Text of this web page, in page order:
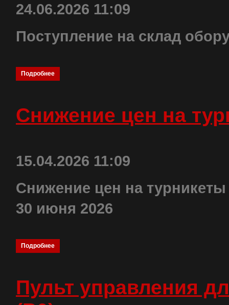
24.06.2026 11:09
Поступление на склад
Подробнее
Снижение цен на
15.04.2026 11:09
Снижение цен на
30 июня 2026
Подробнее
Пульт управления